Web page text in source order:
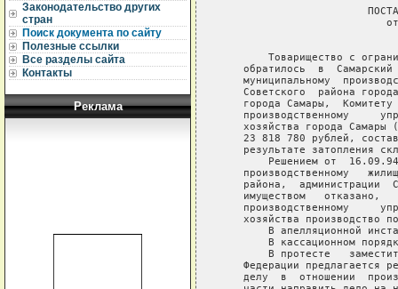
Законодательство других
стран
Поиск документа по сайту
Полезные ссылки
Все разделы сайта
Контакты
Реклама
Товарищество с
обратилось  в
муниципальному
Советского  района
города Самары,
производственному
хозяйства города Самары
23 818 780 рублей,
результате затопления
Решением от
производственному
района,  администрации
имуществом   отказано,
производственному
хозяйства производство
В апелляционной
В кассационном
В протесте
Федерации предлагается
делу  в  отношении